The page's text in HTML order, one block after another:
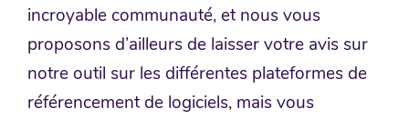
incroyable communauté, et nous vous
proposons d’ailleurs de laisser votre avis sur
notre outil sur les différentes plateformes de
référencement de logiciels, mais vous